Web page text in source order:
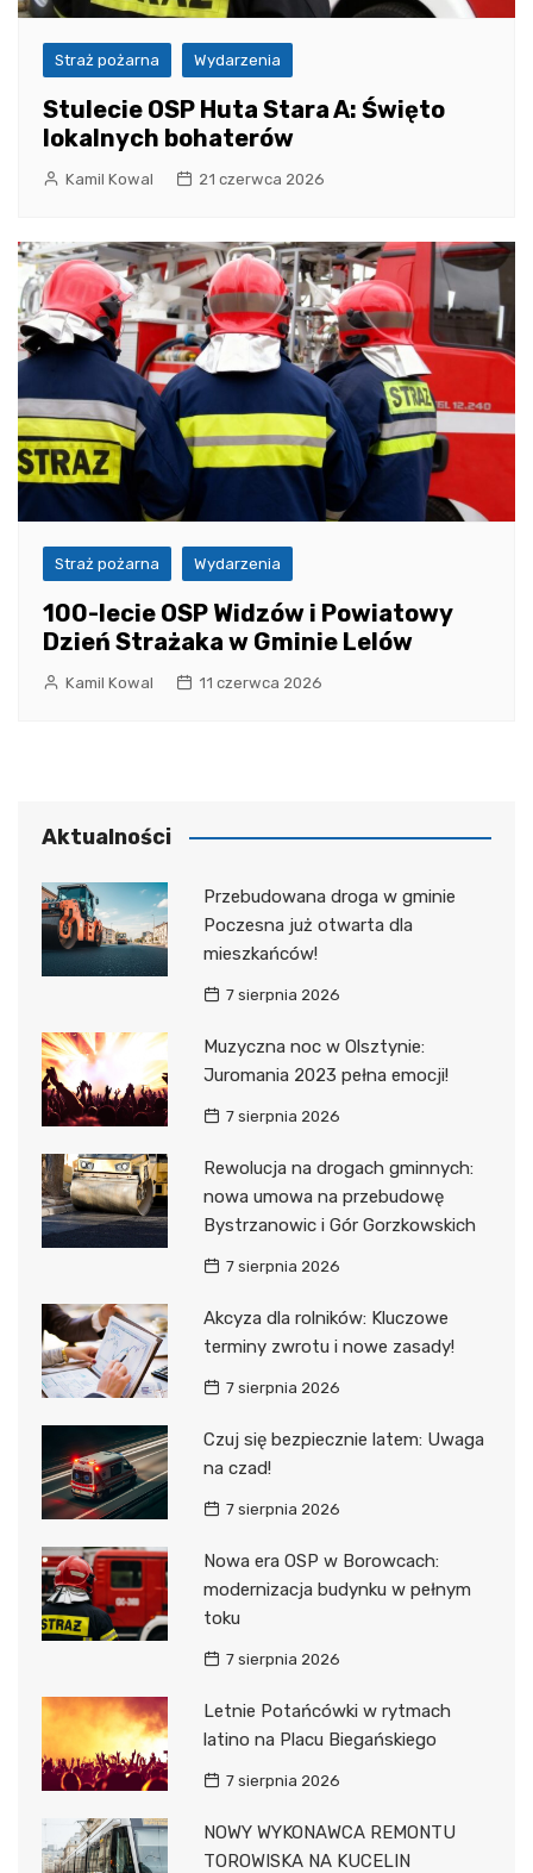
Straż pożarna Wydarzenia
Stulecie OSP Huta Stara A: Święto
lokalnych bohaterów
Kamil Kowal 21 czerwca 2026
Straż pożarna Wydarzenia
100-lecie OSP Widzów i Powiatowy
Dzień Strażaka w Gminie Lelów
Kamil Kowal 11 czerwca 2026
Aktualności
Przebudowana droga w gminie
Poczesna już otwarta dla
mieszkańców!
7 sierpnia 2026
Muzyczna noc w Olsztynie:
Juromania 2023 pełna emocji!
7 sierpnia 2026
Rewolucja na drogach gminnych:
nowa umowa na przebudowę
Bystrzanowic i Gór Gorzkowskich
7 sierpnia 2026
Akcyza dla rolników: Kluczowe
terminy zwrotu i nowe zasady!
7 sierpnia 2026
Czuj się bezpiecznie latem: Uwaga
na czad!
7 sierpnia 2026
Nowa era OSP w Borowcach:
modernizacja budynku w pełnym
toku
7 sierpnia 2026
Letnie Potańcówki w rytmach
latino na Placu Biegańskiego
7 sierpnia 2026
NOWY WYKONAWCA REMONTU
TOROWISKA NA KUCELIN